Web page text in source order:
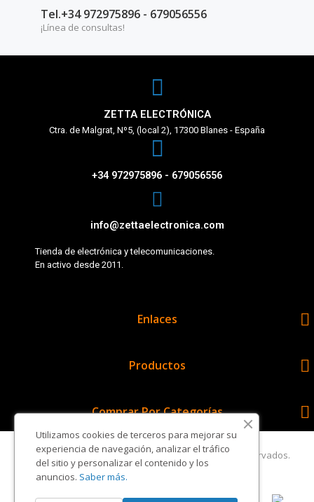
Tel.+34 972975896 - 679056556
¡Línea de consultas!
ZETTA ELECTRÓNICA
Ctra. de Malgrat, Nº5, (local 2), 17300 Blanes - España
+34 972975896 - 679056556
info@zettaelectronica.com
Tienda de electrónica y telecomunicaciones.
En activo desde 2011.
Enlaces 
Productos 
Comprar Por Categorías 
Copyright © Zetta Electrónica. Todos los derechos reservados.
Utilizamos cookies de terceros para mejorar su
experiencia de navegación, analizar el tráfico
del sitio y personalizar el contenido y los
anuncios. Saber más.